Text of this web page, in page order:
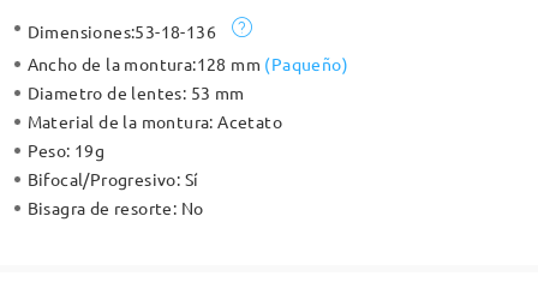
Dimensiones:53-18-136
Ancho de la montura:128 mm (Paqueño)
Diametro de lentes: 53 mm
Material de la montura:Acetato
Peso: 19g
Bifocal/Progresivo: Sí
Bisagra de resorte: No